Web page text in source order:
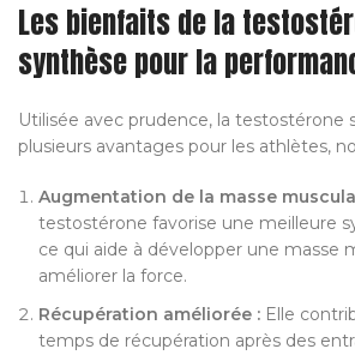
Les bienfaits de la
synthèse pour la
Utilisée avec prudence, la testostérone
plusieurs avantages pour les athlètes,
Augmentation de la masse
testostérone favorise une meilleure
ce qui aide à développer une masse
améliorer la force.
Récupération améliorée : Elle
temps de récupération après des